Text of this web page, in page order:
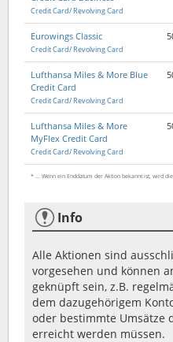
Credit Card/ Revolving Card
Eurowings Classic
Credit Card/ Revolving Card
Lufthansa Miles & More Blue
Credit Card
Credit Card/ Revolving Card
Lufthansa Miles & More
MyFlex Credit Card
Credit Card/ Revolving Card
* ... Wenn ein Enddatum der Aktion bekannt ist, wird
Info
Alle Aktionen sind
vorgesehen und können
geknüpft sein, z.B.
dem dazugehörigem
oder bestimmte Umsätze
erreicht werden müssen.